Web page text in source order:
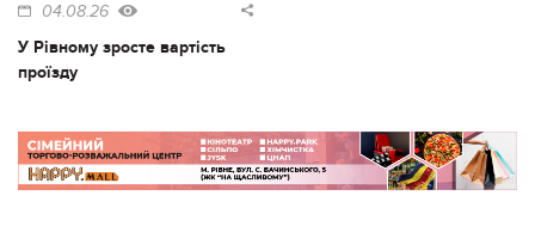
04.08.26
У Рівному зросте вартість
проїзду